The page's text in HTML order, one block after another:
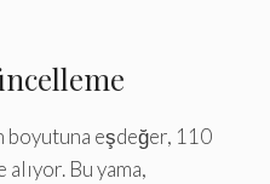
boyutuna eşdeğer, 110
alıyor. Bu yama,